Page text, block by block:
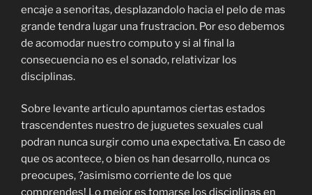
encaje a senoritas, desplazandolo hacia el pelo de mas
grande tendra lugar una frustracion. Por eso debemos
de acomodar nuestro computo y si al final la
consecuencia no es el sonado, relativizar los
disciplinas.
Sobre levante articulo apuntamos ciertas estados
trascendentes nuestro de juguetes sexuales cual
podran nunca surgir como una expectativa. En caso de
que os acontece, o bien os han desarrollo, nunca os
preocupes, ?asimismo corriente de los que
comprendes! Lo mejor es tomarse los disciplinas en